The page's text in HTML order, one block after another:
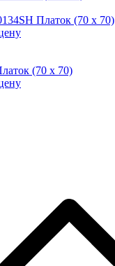
Платок (70 x 70)
(70 x 70)